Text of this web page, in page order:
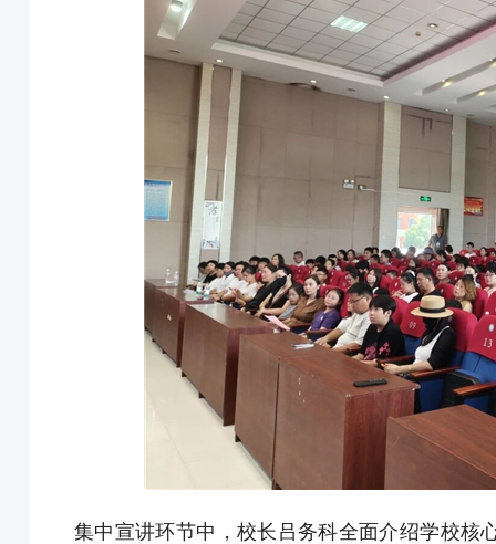
集中宣讲环节中，校长吕务科全面介绍学校核